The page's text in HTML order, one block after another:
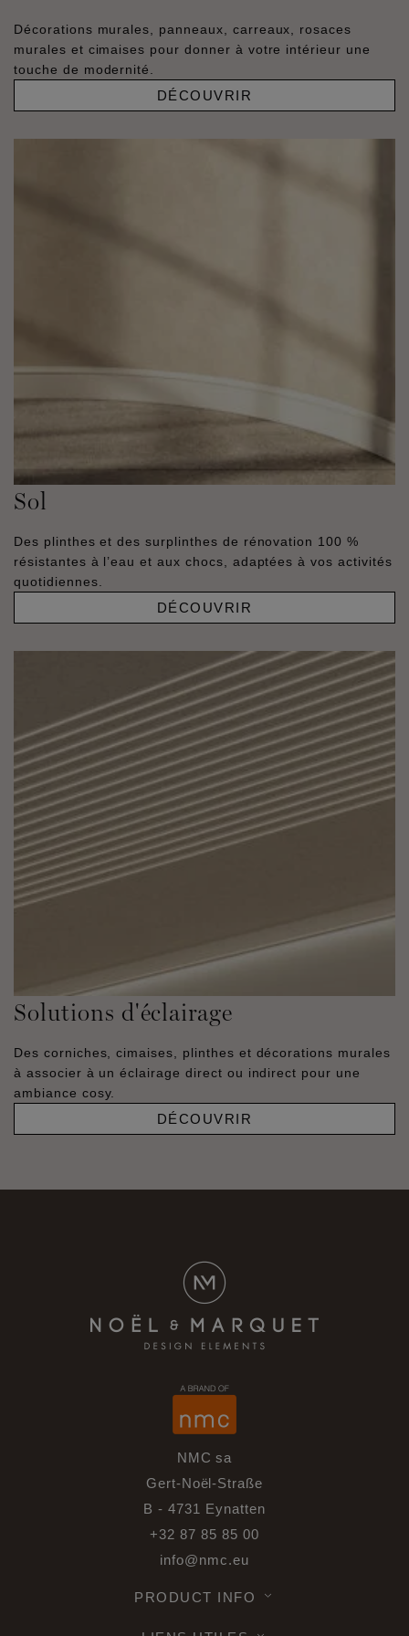
Décorations murales, panneaux, carreaux, rosaces
murales et cimaises pour donner à votre intérieur une
touche de modernité.
DÉCOUVRIR
Sol
Des plinthes et des surplinthes de rénovation 100 %
résistantes à l’eau et aux chocs, adaptées à vos activités
quotidiennes.
DÉCOUVRIR
Solutions d'éclairage
Des corniches, cimaises, plinthes et décorations murales
à associer à un éclairage direct ou indirect pour une
ambiance cosy.
DÉCOUVRIR
NMC sa
Gert-Noël-Straße
B - 4731 Eynatten
+32 87 85 85 00
info@nmc.eu
PRODUCT INFO